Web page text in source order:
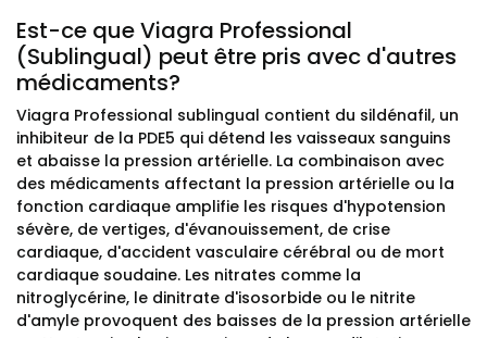
Est-ce que Viagra Professional
(Sublingual) peut être pris avec d'autres
médicaments?
Viagra Professional sublingual contient du sildénafil, un
inhibiteur de la PDE5 qui détend les vaisseaux sanguins
et abaisse la pression artérielle. La combinaison avec
des médicaments affectant la pression artérielle ou la
fonction cardiaque amplifie les risques d'hypotension
sévère, de vertiges, d'évanouissement, de crise
cardiaque, d'accident vasculaire cérébral ou de mort
cardiaque soudaine. Les nitrates comme la
nitroglycérine, le dinitrate d'isosorbide ou le nitrite
d'amyle provoquent des baisses de la pression artérielle